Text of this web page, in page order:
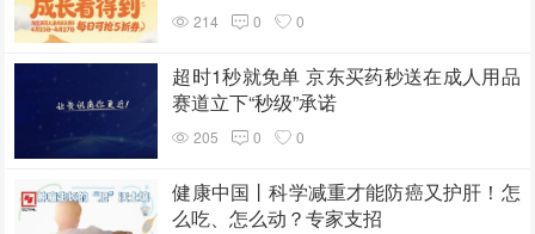
214 0 0
超时1秒就免单 京东买药秒送在成人用品
赛道立下“秒级”承诺
205 0 0
健康中国丨科学减重才能防癌又护肝！怎
么吃、怎么动？专家支招